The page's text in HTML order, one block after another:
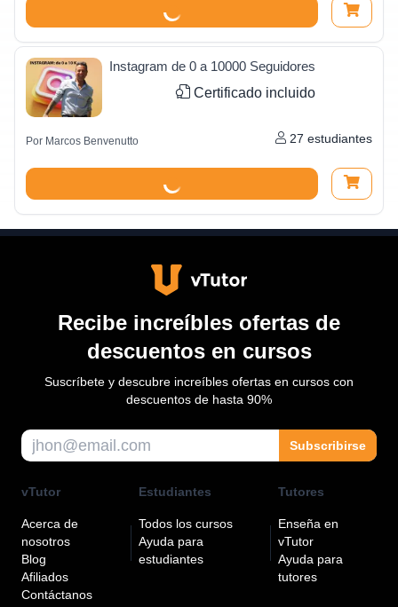
Instagram de 0 a 10000 Seguidores
Certificado incluido
Por Marcos Benvenutto 27 estudiantes
Recibe increíbles ofertas de
descuentos en cursos
Suscríbete y descubre increíbles ofertas en cursos con
descuentos de hasta 90%
Subscribirse
vTutor
Acerca de
nosotros
Blog
Afiliados
Contáctanos
Estudiantes
Todos los cursos
Ayuda para
estudiantes
Tutores
Enseña en
vTutor
Ayuda para
tutores